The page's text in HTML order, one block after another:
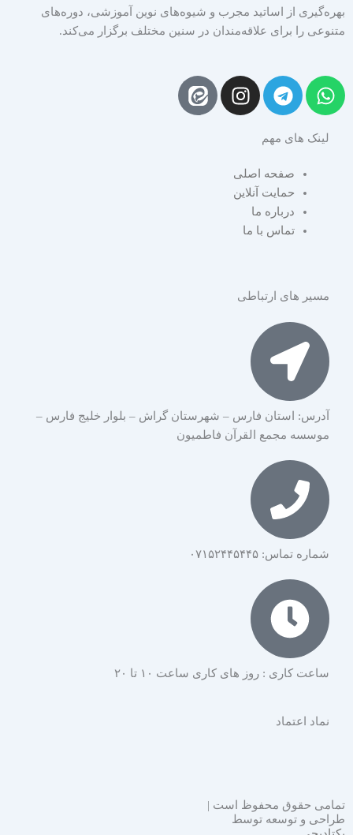
بهره‌گیری از اساتید مجرب و شیوه‌های نوین آموزشی، دوره‌های
متنوعی را برای علاقه‌مندان در سنین مختلف برگزار می‌کند.
W
h
t
T
e
e
r
a
m
I
n
g
r
لینک های مهم
صفحه اصلی
حمایت آنلاین
درباره ما
تماس با ما
مسیر های ارتباطی
آدرس: استان فارس – شهرستان گراش – بلوار خلیج فارس –
موسسه مجمع القرآن فاطمیون
شماره تماس: ۰۷۱۵۲۴۴۵۴۴۵
ساعت کاری : روز های کاری ساعت ۱۰ تا ۲۰
نماد اعتماد
تمامی حقوق محفوظ است |
طراحی و توسعه توسط